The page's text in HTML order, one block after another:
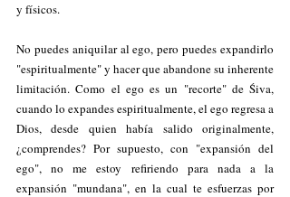
y físicos.
No puedes aniquilar al ego, pero puedes expandirlo
"espiritualmente" y hacer que abandone su inherente
limitación. Como el ego es un "recorte" de Śiva,
cuando lo expandes espiritualmente, el ego regresa a
Dios, desde quien había salido originalmente,
¿comprendes? Por supuesto, con "expansión del
ego", no me estoy refiriendo para nada a la
expansión "mundana", en la cual te esfuerzas por